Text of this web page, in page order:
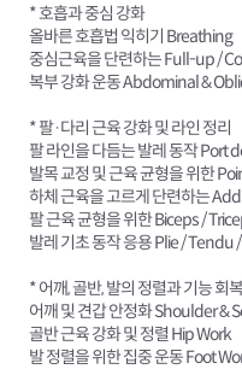
* 호흡과 중심 강화
올바른 호흡법 익히기 Breathing
중심근육을 단련하는 Full-up /
복부 강화 운동 Abdominal &
* 팔·다리 근육 강화 및 라인 정리
팔 라인을 다듬는 발레 동작 Port
발목 교정 및 근육 균형을 위한
하체 근육을 고르게 단련하는
팔 근육 균형을 위한 Biceps /
발레 기초 동작 응용 Plie /
* 어깨, 골반, 발의 정렬과 기능 회복
어깨 및 견갑 안정화 Shoulder &
골반 근육 강화 및 정렬 Hip Work
발 정렬을 위한 집중 운동 Foot